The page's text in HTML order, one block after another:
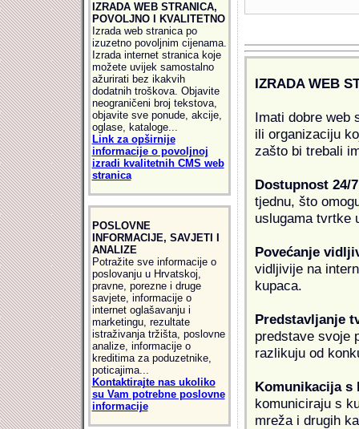
IZRADA WEB STRANICA,
POVOLJNO I KVALITETNO
Izrada web stranica po
izuzetno povoljnim cijenama.
Izrada internet stranica koje
možete uvijek samostalno
ažurirati bez ikakvih
dodatnih troškova. Objavite
neograničeni broj tekstova,
objavite sve ponude, akcije,
oglase, kataloge...
Link za opširnije
informacije o povoljnoj
izradi kvalitetnih CMS web
stranica
POSLOVNE
INFORMACIJE, SAVJETI I
ANALIZE
Potražite sve informacije o
poslovanju u Hrvatskoj,
pravne, porezne i druge
savjete, informacije o
internet oglašavanju i
marketingu, rezultate
istraživanja tržišta, poslovne
analize, informacije o
kreditima za poduzetnike,
poticajima...
Kontaktirajte nas ukoliko
su Vam potrebne poslovne
informacije
IZRADA WEB
Imati dobre web
ili organizaciju
zašto bi trebali
Dostupnost 24/7
tjednu, što
uslugama tvrtke
Povećanje
vidljivije na
kupaca.
Predstavljanje
predstave svoje
razlikuju od
Komunikacija s
komuniciraju s
mreža i drugih